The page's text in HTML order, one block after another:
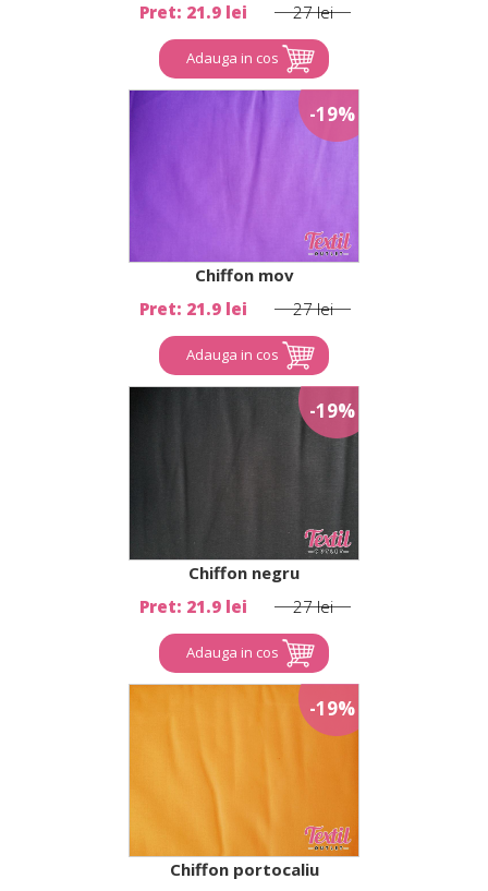
Pret: 21.9 lei 27 lei
Adauga in cos
-19%
Chiffon mov
Pret: 21.9 lei
27 lei
Adauga in cos
-19%
Chiffon negru
Pret: 21.9 lei
27 lei
Adauga in cos
-19%
Chiffon portocaliu